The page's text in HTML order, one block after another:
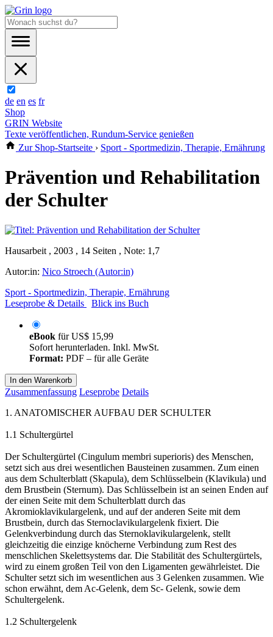
de en es fr
Shop
GRIN Website
Texte veröffentlichen, Rundum-Service genießen
Zur Shop-Startseite › Sport - Sportmedizin, Therapie, Ernährung
Prävention und Rehabilitation
der Schulter
Hausarbeit , 2003 , 14 Seiten , Note: 1,7
Autor:in: Nico Stroech (Autor:in)
Sport - Sportmedizin, Therapie, Ernährung
Leseprobe & Details
Blick ins Buch
eBook fürUS$ 15,99
Sofort herunterladen. Inkl. MwSt.
Format: PDF – für alle Geräte
In den Warenkorb
Zusammenfassung Leseprobe Details
1. ANATOMISCHER AUFBAU DER SCHULTER
1.1 Schultergürtel
Der Schultergürtel (Cingulum membri superioris) des Menschen,
setzt sich aus drei wesentlichen Bausteinen zusammen. Zum einen
aus dem Schulterblatt (Skapula), dem Schlüsselbein (Klavikula) und
dem Brustbein (Sternum). Das Schlüsselbein ist an seinen Enden auf
der einen Seite mit dem Schulterblatt durch das
Akromioklavikulargelenk, und auf der anderen Seite mit dem
Brustbein, durch das Sternoclavikulargelenk fixiert. Die
Gelenkverbindung durch das Sternoklavikulargelenk, stellt
gleichzeitig die einzige knöcherne Verbindung zum Rest des
menschlichen Skelettsystems dar. Die Stabilität des Schultergürtels,
wird zu einem großen Teil von den Ligamenten gewährleistet. Die
Schulter setzt sich im wesentlichen aus 3 Gelenken zusammen. Wie
schon erwähnt, dem Ac-Gelenk, dem Sc- Gelenk, sowie dem
Schultergelenk.
1.2 Schultergelenk